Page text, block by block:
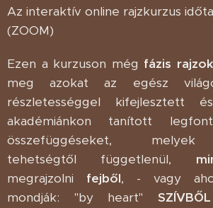
Az interaktív online rajzkurzus
(ZOOM)
Ezen a kurzuson még fázis
meg azokat az egész
részletességgel kifejlesztett
akadémiánkon tanított
összefüggéseket, melyek
tehetségtől függetlenül,
megrajzolni fejből, - vagy
mondják: "by heart" SZÍVBŐL